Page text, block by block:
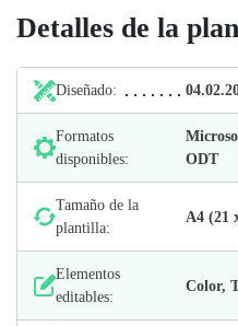
Detalles de la
Diseñado:
Formatos
disponibles:
ODT
Tamaño de la
plantilla:
А4 (21
Elementos
editables:
Color,